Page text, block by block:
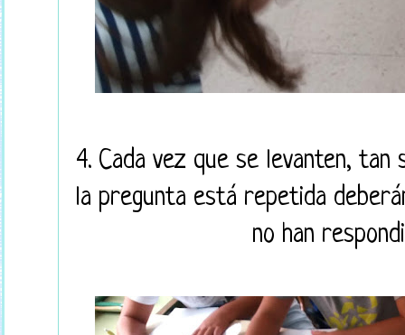
4. Cada vez que se levanten, tan
la pregunta está repetida
no han